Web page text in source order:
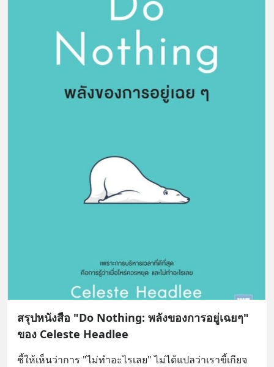
สรุปหนังสือ "Do Nothing: พลังของการอยู่เฉยๆ"
ของ Celeste Headlee
ชี้ให้เห็นว่าการ "ไม่ทำอะไรเลย" ไม่ได้แปลว่าเราขี้เกียจ